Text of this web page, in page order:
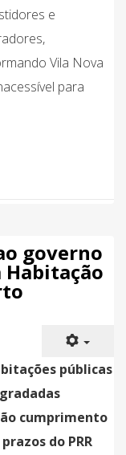
e
Vila Nova
para
governo
Habitação
públicas
cumprimento
do PRR